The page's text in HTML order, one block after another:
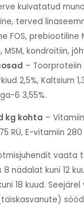
kuivatatud
terved
FOS, prebiootiline
kondroitiin,
– Toorproteiin
2,5%, Kaltsium
6 3,55%.
kg kohta –
RÜ, E-vitamiin 280
vaata
nädalat kuni 12
18 kuud. Seejärel